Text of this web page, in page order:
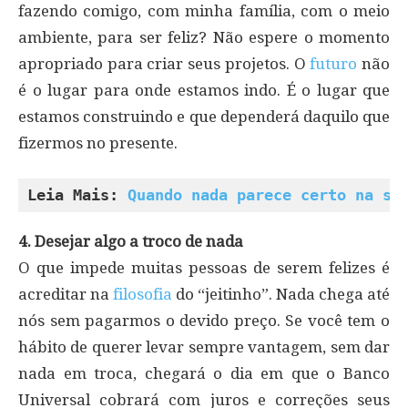
fazendo comigo, com minha família, com o meio
ambiente, para ser feliz? Não espere o momento
apropriado para criar seus projetos. Ofuturo não
é o lugar para onde estamos indo. É o lugar que
estamos construindo e que dependerá daquilo que
fizermos no presente.
Leia Mais: Quando nada parece certo na
4. Desejar algo a troco de nada
O que impede muitas pessoas de serem felizes é
acreditar na filosofia do “jeitinho”. Nada chega até
nós sem pagarmos o devido preço. Se você tem o
hábito de querer levar sempre vantagem, sem dar
nada em troca, chegará o dia em que o Banco
Universal cobrará com juros e correções seus